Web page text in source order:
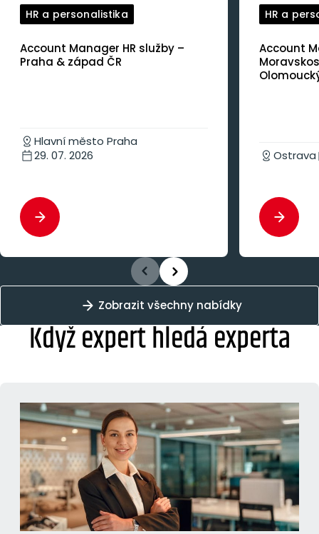
HR a personalistika
Account Manager HR služby –
Praha & západ ČR
Hlavní město Praha
29. 07. 2026
HR a
Account
Ostrava
Zobrazit všechny nabídky
Když expert hledá experta